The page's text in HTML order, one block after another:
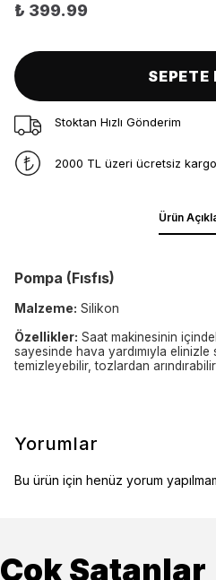
₺ 399.99
SEPETE
Stoktan Hızlı Gönderim
2000 TL üzeri ücretsiz kargo
Ürün
Pompa (Fısfıs)
Malzeme: Silikon
Özellikler: Saat makinesinin
sayesinde hava yardımıyla elinizle
temizleyebilir, tozlardan
Yorumlar
Bu ürün için henüz yorum
Çok Satanlar